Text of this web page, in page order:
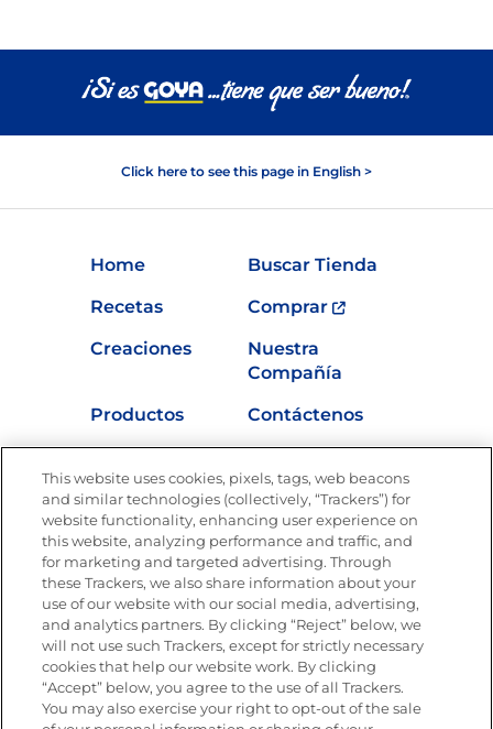
Click here to see this page in English >
Home
Buscar Tienda
Recetas
Comprar
Creaciones
Nuestra
Compañía
Productos
Contáctenos
Nutrición
Únete a La Cocina Goya®
Recibe Nuevas Recetas, Ofertas Especiales y
Promociones
Email(Obligatorio)
This website uses cookies, pixels, tags, web beacons
and similar technologies (collectively, “Trackers”) for
website functionality, enhancing user experience on
this website, analyzing performance and traffic, and
for marketing and targeted advertising. Through
these Trackers, we also share information about your
use of our website with our social media, advertising,
and analytics partners. By clicking “Reject” below, we
will not use such Trackers, except for strictly necessary
cookies that help our website work. By clicking
“Accept” below, you agree to the use of all Trackers.
You may also exercise your right to opt-out of the sale